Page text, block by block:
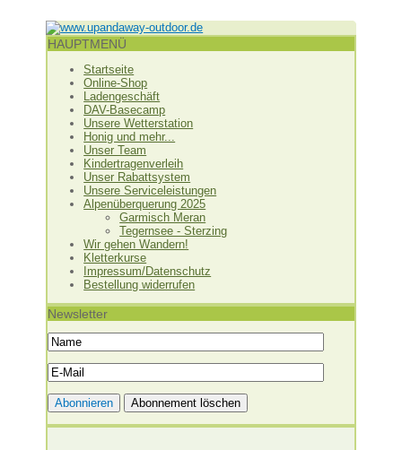
HAUPTMENÜ
Startseite
Online-Shop
Ladengeschäft
DAV-Basecamp
Unsere Wetterstation
Honig und mehr...
Unser Team
Kindertragenverleih
Unser Rabattsystem
Unsere Serviceleistungen
Alpenüberquerung 2025
Garmisch Meran
Tegernsee - Sterzing
Wir gehen Wandern!
Kletterkurse
Impressum/Datenschutz
Bestellung widerrufen
Newsletter